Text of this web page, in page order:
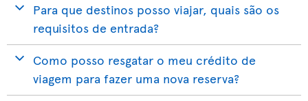
Para que destinos posso viajar, quais são os
requisitos de entrada?
Como posso resgatar o meu crédito de
viagem para fazer uma nova reserva?